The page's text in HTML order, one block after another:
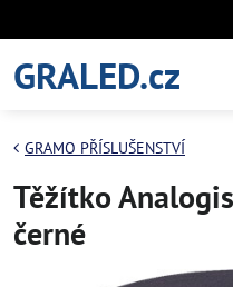
GRALED.cz
GRAMO PŘÍSLUŠENSTVÍ
Těžítko
černé